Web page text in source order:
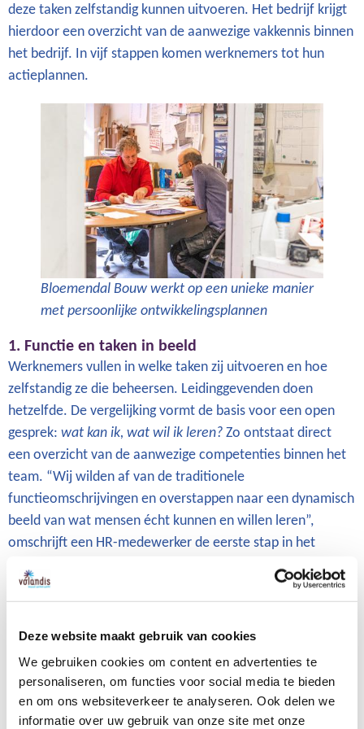
Deze website maakt gebruik van cookies
We gebruiken cookies om content en advertenties te
personaliseren, om functies voor social media te bieden
en om ons websiteverkeer te analyseren. Ook delen we
informatie over uw gebruik van onze site met onze
deze taken zelfstandig kunnen uitvoeren. Het bedrijf krijgt
hierdoor een overzicht van de aanwezige vakkennis binnen
het bedrijf. In vijf stappen komen werknemers tot hun
actieplannen.
Bloemendal Bouw werkt op een unieke manier
met persoonlijke ontwikkelingsplannen
1. Functie en taken in beeld
Werknemers vullen in welke taken zij uitvoeren en hoe
zelfstandig ze die beheersen. Leidinggevenden doen
hetzelfde. De vergelijking vormt de basis voor een open
gesprek: wat kan ik, wat wil ik leren? Zo ontstaat direct
een overzicht van de aanwezige competenties binnen het
team. “Wij wilden af van de traditionele
functieomschrijvingen en overstappen naar een dynamisch
beeld van wat mensen écht kunnen en willen leren”,
omschrijft een HR-medewerker de eerste stap in het
2. Van gesprek naar overzicht
skillsmatrix. Die laat in één oogopslag zien waar talent zit
en waar ontwikkelkansen liggen. “We zien nu precies waar
we ons kunnen versterken”, vervolgt de HR-adviseur. “In
één overzicht zien we welke vaardigheden al benut worden